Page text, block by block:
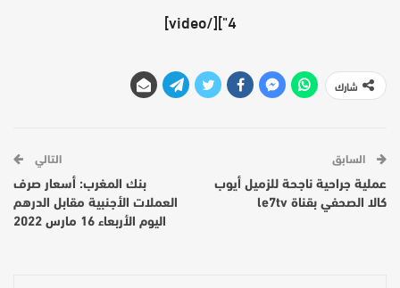
4"][/video]
شارك
السابق
عملية جراحية ناجحة للزميل أيوب
كالا الصحفي بقناة le7tv
التالي
بنك المغرب: أسعار صرف
العملات الأجنبية مقابل الدرهم
اليوم الأربعاء 16 مارس 2022